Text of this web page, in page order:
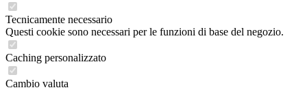
Tecnicamente necessario
Questi cookie sono necessari per le funzioni di base del negozio.
Caching personalizzato
Cambio valuta